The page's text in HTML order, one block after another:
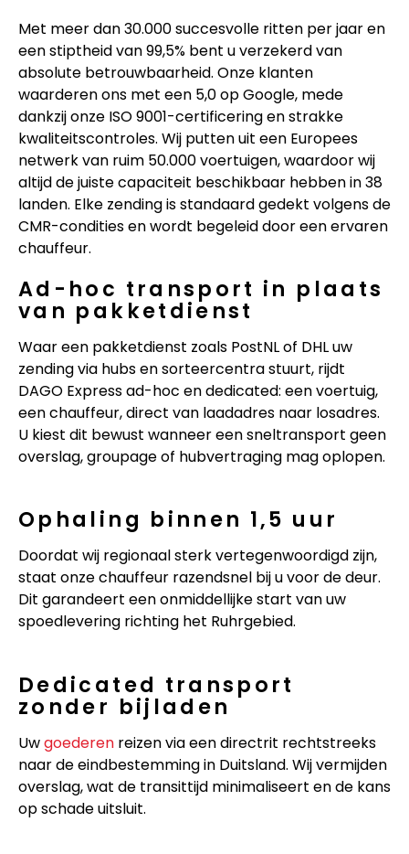
Met meer dan 30.000 succesvolle ritten per jaar en
een stiptheid van 99,5% bent u verzekerd van
absolute betrouwbaarheid. Onze klanten
waarderen ons met een 5,0 op Google, mede
dankzij onze ISO 9001-certificering en strakke
kwaliteitscontroles. Wij putten uit een Europees
netwerk van ruim 50.000 voertuigen, waardoor wij
altijd de juiste capaciteit beschikbaar hebben in 38
landen. Elke zending is standaard gedekt volgens de
CMR-condities en wordt begeleid door een ervaren
chauffeur.
Ad-hoc transport in plaats
van pakketdienst
Waar een pakketdienst zoals PostNL of DHL uw
zending via hubs en sorteercentra stuurt, rijdt
DAGO Express ad-hoc en dedicated: een voertuig,
een chauffeur, direct van laadadres naar losadres.
U kiest dit bewust wanneer een sneltransport geen
overslag, groupage of hubvertraging mag oplopen.
Ophaling binnen 1,5 uur
Doordat wij regionaal sterk vertegenwoordigd zijn,
staat onze chauffeur razendsnel bij u voor de deur.
Dit garandeert een onmiddellijke start van uw
spoedlevering richting het Ruhrgebied.
Dedicated transport
zonder bijladen
Uwgoederen reizen via een directrit rechtstreeks
naar de eindbestemming in Duitsland. Wij vermijden
overslag, wat de transittijd minimaliseert en de kans
op schade uitsluit.